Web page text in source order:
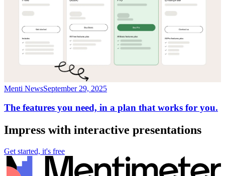
Menti NewsSeptember 29, 2025
The features you need, in a plan that works for you.
Impress with interactive presentations
Get started, it's free